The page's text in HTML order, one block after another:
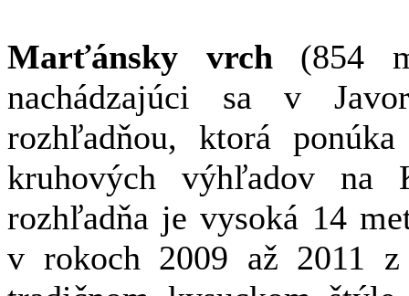
Marťánsky vrch(854
nachádzajúci sa v
rozhľadňou, ktorá
kruhových výhľadov na
rozhľadňa je vysoká 14
v rokoch 2009 až 2011